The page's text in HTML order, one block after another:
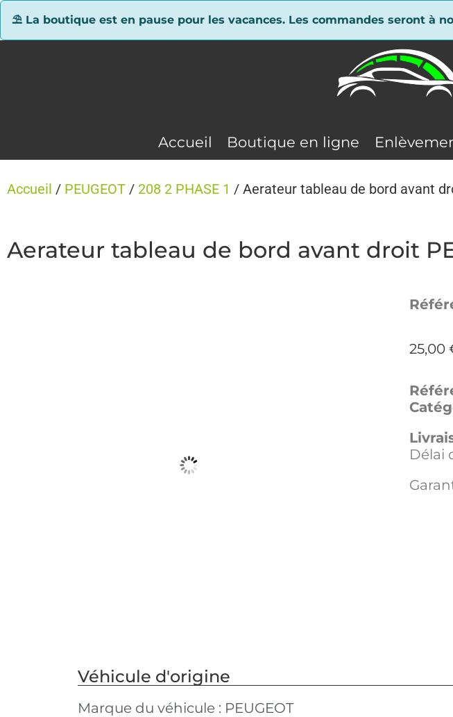
⛱ La boutique est en pause pour les vacances. Les commandes seront à
Accueil Boutique en ligne
Accueil / PEUGEOT / 208 2 PHASE 1 / Aerateur tableau de bord avant
Aerateur tableau de bord avant droit
25,00
Délai
Véhicule d'origine
Marque du véhicule : PEUGEOT
Panneau de gestion des cookies